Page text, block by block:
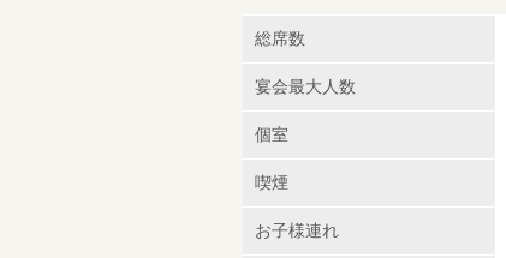
総席数
宴会最大人数
個室
喫煙
お子様連れ